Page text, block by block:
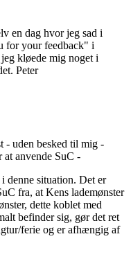
en dag hvor jeg sad i
for your feedback" i
kløede mig noget i
Peter
- uden besked til mig -
at anvende SuC -
denne situation. Det er
fra, at Kens lademønster
dette koblet med
befinder sig, gør det ret
ferie og er afhængig af